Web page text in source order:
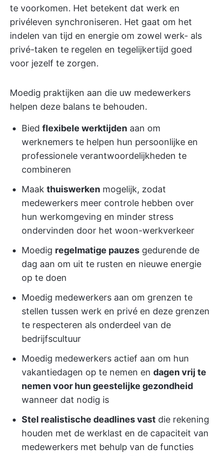
te voorkomen. Het betekent dat werk en
privéleven synchroniseren. Het gaat om het
indelen van tijd en energie om zowel werk- als
privé-taken te regelen en tegelijkertijd goed
voor jezelf te zorgen.
Moedig praktijken aan die uw medewerkers
helpen deze balans te behouden.
Bied flexibele werktijden aan om
werknemers te helpen hun persoonlijke en
professionele verantwoordelijkheden te
combineren
Maak thuiswerken mogelijk, zodat
medewerkers meer controle hebben over
hun werkomgeving en minder stress
ondervinden door het woon-werkverkeer
Moedig regelmatige pauzes gedurende de
dag aan om uit te rusten en nieuwe energie
op te doen
Moedig medewerkers aan om grenzen te
stellen tussen werk en privé en deze grenzen
te respecteren als onderdeel van de
bedrijfscultuur
Moedig medewerkers actief aan om hun
vakantiedagen op te nemen en dagen vrij te
nemen voor hun geestelijke gezondheid
wanneer dat nodig is
Stel realistische deadlines vast die rekening
houden met de werklast en de capaciteit van
medewerkers met behulp van de functies